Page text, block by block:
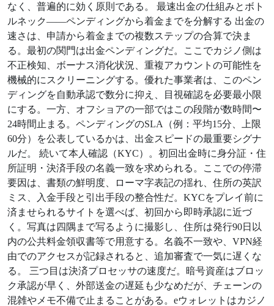
なく、普遍的に効く原則である。 最速出金の仕組みとボト
ルネック——ペンディングから着金までを分解する 出金の
速さは、申請から着金までの複数ステップの合算で決ま
る。最初の関門は出金ペンディングだ。ここでカジノ側は
不正検知、ボーナス消化状況、重複アカウントの可能性を
機械的にスクリーニングする。優れた事業者は、このペン
ディングを自動承認で数分に抑え、目視確認を必要最小限
にする。一方、オフショアの一部ではこの段階が数時間〜
24時間止まる。ペンディングのSLA（例：平均15分、上限
60分）を公表しているかは、出金スピードの最重要シグナ
ルだ。 続いて本人確認（KYC）。初回出金時に身分証・住
所証明・決済手段の名義一致を求められる。ここでの停滞
要因は、書類の鮮明度、ローマ字表記の揺れ、住所の英訳
ミス、入金手段と引出手段の整合性だ。KYCをプレイ前に
済ませられるサイトを選べば、初回から即時承認に近づ
く。写真は四隅まで写るように撮影し、住所は発行90日以
内の公共料金領収書等で用意する。名義不一致や、VPN経
由でのアクセスが記録されると、追加審査で一気に遅くな
る。 三つ目は決済プロセッサの速度だ。暗号資産はブロッ
ク承認が早く、外部送金の遅延も少なめだが、チェーンの
混雑やメモ不備で止まることがある。eウォレットはカジノ